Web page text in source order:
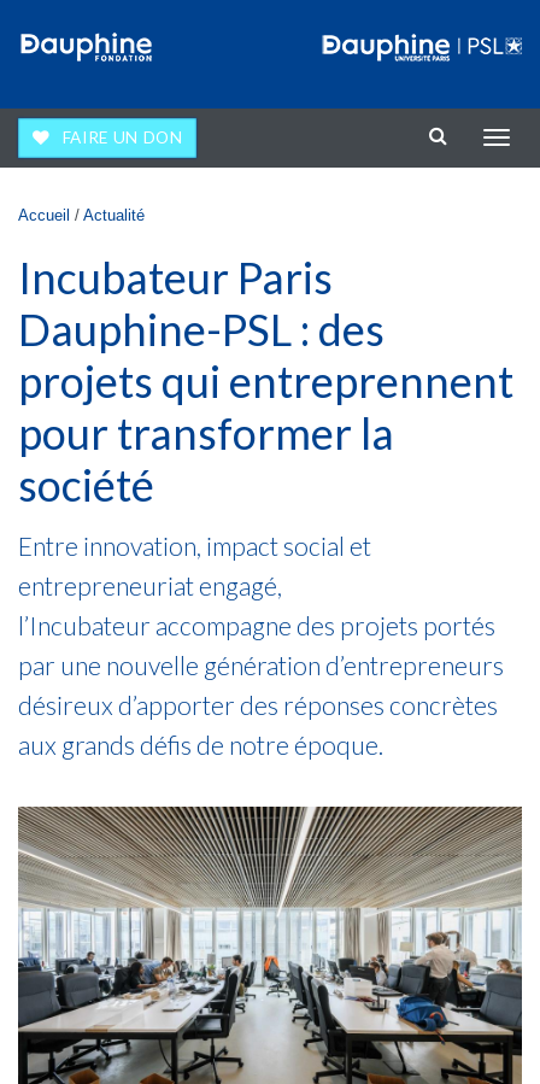
FAIRE UN DON
la
Vous êtes ici
Accueil / Actualité
Incubateur Paris
Dauphine-PSL : des
projets qui entreprennent
pour transformer la
société
Entre innovation, impact social et
entrepreneuriat engagé,
l’Incubateur accompagne des projets portés
par une nouvelle génération d’entrepreneurs
désireux d’apporter des réponses concrètes
aux grands défis de notre époque.